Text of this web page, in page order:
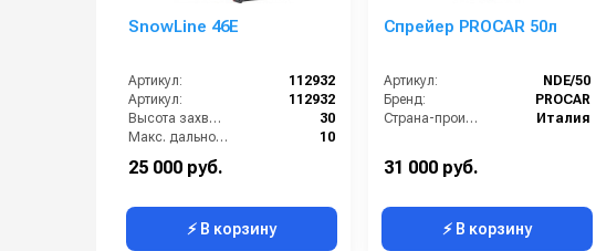
SnowLine 46E
Артикул:
112932
Артикул:
112932
Высота захвата:
30
Макс. дальность выброса (м):
10
Мин. дальность выброса:
Мощность (л/с):
25 000 руб.
⚡ В корзину
Спрейер PROCAR 50л
Артикул:
NDE/50
Бренд:
PROCAR
Страна-производитель:
Италия
31 000 руб.
⚡ В корзину